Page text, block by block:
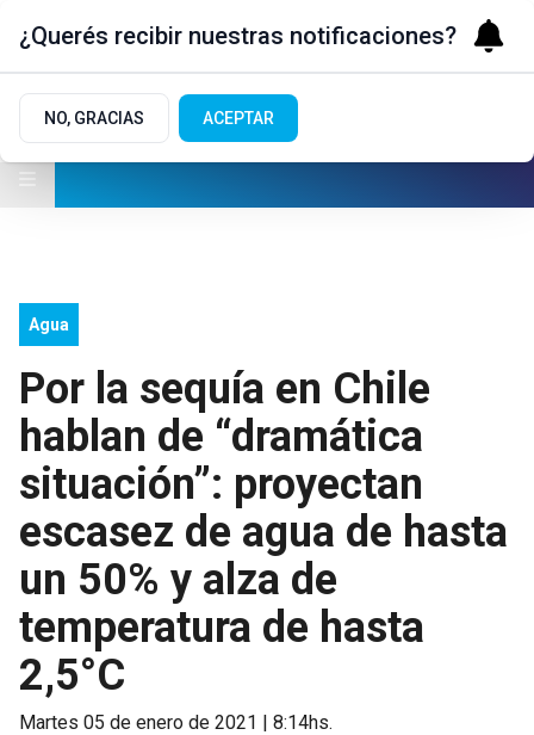
Agua
Por la sequía en Chile
hablan de “dramática
situación”: proyectan
escasez de agua de hasta
un 50% y alza de
temperatura de hasta
2,5°C
martes 05 de enero de 2021 | 8:14hs.
¿Querés recibir nuestras notificaciones?
NO, GRACIAS ACEPTAR